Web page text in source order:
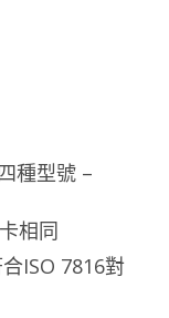
種型號 –
相同
ISO 7816對